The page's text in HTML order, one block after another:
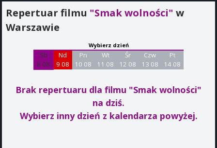
Repertuar filmu "Smak wolności" w
Warszawie
Wybierz dzień
Sb
8 08
Nd
9 08
Pn
10 08
Wt
11 08
Śr
12 08
Czw
13 08
Pt
14 08
Brak repertuaru dla filmu "Smak wolności"
na dziś.
Wybierz inny dzień z kalendarza powyżej.